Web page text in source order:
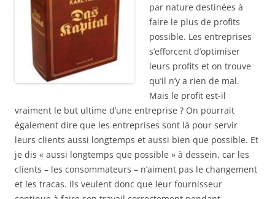
par nature destinées à
faire le plus de profits
possible. Les entreprises
s’efforcent d’optimiser
leurs profits et on trouve
qu’il n’y a rien de mal.
Mais le profit est-il
vraiment le but ultime d’une entreprise ? On pourrait
également dire que les entreprises sont là pour servir
leurs clients aussi longtemps et aussi bien que possible. Et
je dis « aussi longtemps que possible » à dessein, car les
clients – les consommateurs – n’aiment pas le changement
et les tracas. Ils veulent donc que leur fournisseur